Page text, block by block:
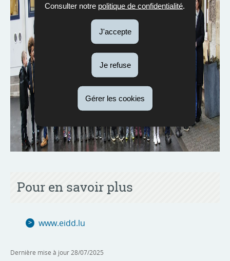
Consulter notre politique de confidentialité
J'accepte
Je refuse
Gérer les cookies
Pour en savoir plus
www.eidd.lu
Dernière mise à jour 28/07/2025